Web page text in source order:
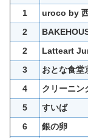
1 uroco by
2
2 Latteart
3 おとな食堂
4 クリーニン
5 すいば
6 銀の卵